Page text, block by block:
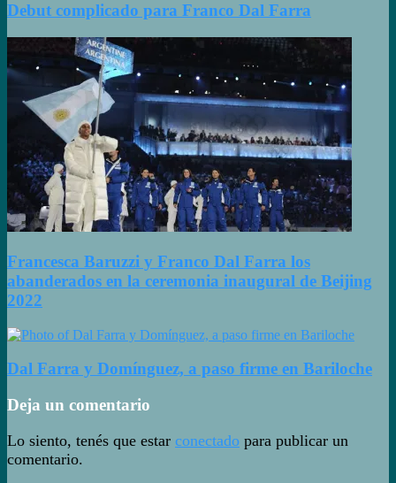
Debut complicado para Franco Dal Farra
Francesca Baruzzi y Franco Dal Farra los
abanderados en la ceremonia inaugural de Beijing
2022
Dal Farra y Domínguez, a paso firme en Bariloche
Deja un comentario
Lo siento, tenés que estar conectado para publicar un
comentario.